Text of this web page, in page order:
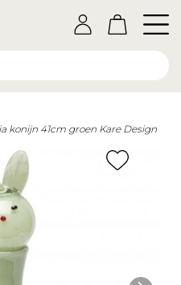
konijn 41cm groen Kare Design